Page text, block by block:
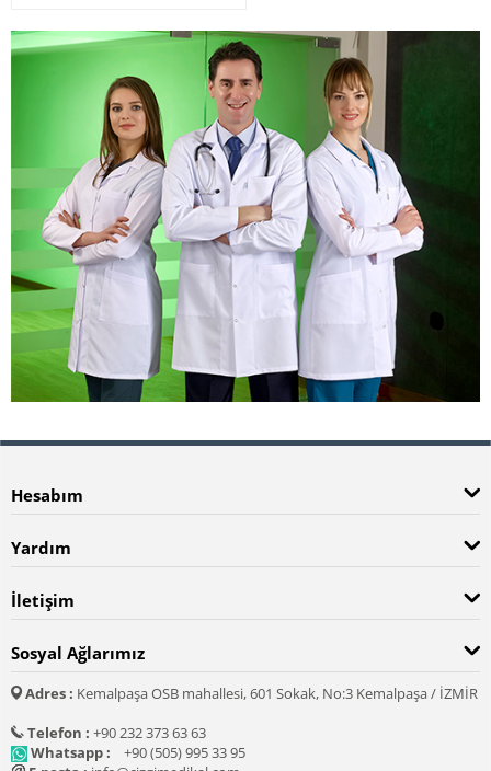
Hesabım
Yardım
İletişim
Sosyal Ağlarımız
Adres : Kemalpaşa OSB mahallesi, 601 Sokak, No:3 Kemalpaşa / İZMİR
Telefon : +90 232 373 63 63
Whatsapp :
+90 (505) 995 33 95